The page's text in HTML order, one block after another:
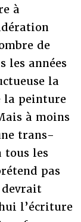
à
de
les années
la
la peinture
à moins
trans-
tous les
pas
devrait
l’écriture